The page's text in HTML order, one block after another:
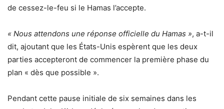
de cessez-le-feu si le Hamas l’accepte.
« Nous attendons une réponse officielle du Hamas », a-t-il
dit, ajoutant que les États-Unis espèrent que les deux
parties accepteront de commencer la première phase du
plan « dès que possible ».
Pendant cette pause initiale de six semaines dans les